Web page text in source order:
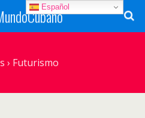
› Futurismo
Español